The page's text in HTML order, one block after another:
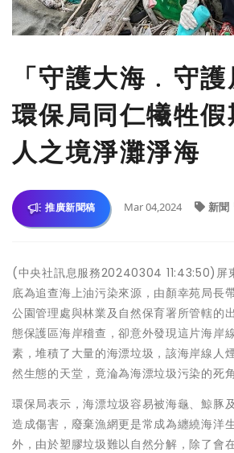
「守護大海﹒守
環保局同仁犧牲
人之境淨灘淨海
推廣新聞稿 Mar 04,2024 新聞
(中央社訊息服務20240304 11:43:50)屏
底為追查海上油污染來源，由顏幸苑局長
公園管理處與林業及自然保育署所管轄的
態保護區海岸稽查，卻意外發現這片海岸
素，堆積了大量的海漂垃圾，該海岸線人
然生態的天堂，竟淪為海漂垃圾污染的死角
環保局表示，海漂垃圾容易被海龜、鯨豚
造成傷害，廢棄漁網更是常成為纏繞海洋
外，由於塑膠垃圾難以自然分解，除了會